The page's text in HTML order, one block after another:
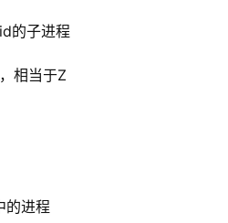
的子进程
相当于Z
的进程